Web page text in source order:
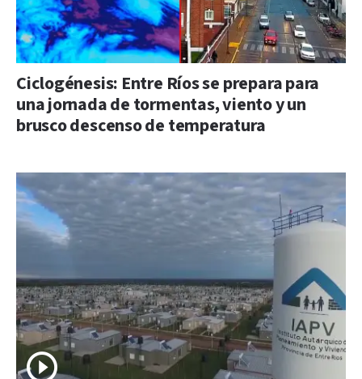
Ciclogénesis: Entre Ríos se prepara para
una jornada de tormentas, viento y un
brusco descenso de temperatura